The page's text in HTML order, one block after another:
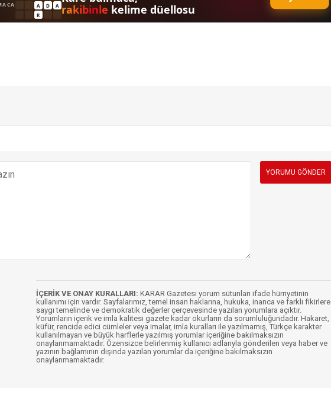
İÇERİK VE ONAY KURALLARI: KARAR Gazetesi yorum sütunları ifade hürriyetinin
kullanımı için vardır. Sayfalarımız, temel insan haklarına, hukuka, inanca ve farklı fikirlere
saygı temelinde ve demokratik değerler çerçevesinde yazılan yorumlara açıktır.
Yorumların içerik ve imla kalitesi gazete kadar okurların da sorumluluğundadır. Hakaret,
küfür, rencide edici cümleler veya imalar, imla kuralları ile yazılmamış, Türkçe karakter
kullanılmayan ve büyük harflerle yazılmış yorumlar içeriğine bakılmaksızın
onaylanmamaktadır. Özensizce belirlenmiş kullanıcı adlarıyla gönderilen veya haber ve
yazının bağlamının dışında yazılan yorumlar da içeriğine bakılmaksızın
onaylanmamaktadır.